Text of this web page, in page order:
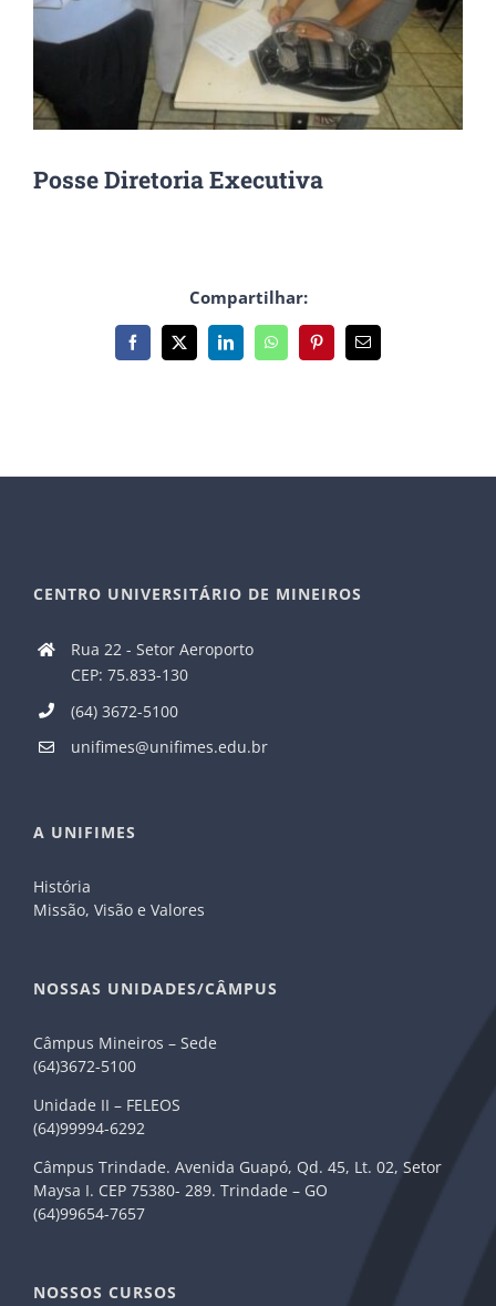
Posse Diretoria Executiva
Compartilhar:
Facebook
X LinkedInWhatsAppPinterest
E-
mail
CENTRO UNIVERSITÁRIO DE MINEIROS
Rua 22 - Setor Aeroporto
CEP: 75.833-130
(64) 3672-5100
unifimes@unifimes.edu.br
A UNIFIMES
História
Missão, Visão e Valores
NOSSAS UNIDADES/CÂMPUS
Câmpus Mineiros – Sede
(64)3672-5100
Unidade II – FELEOS
(64)99994-6292
Câmpus Trindade. Avenida Guapó, Qd. 45, Lt. 02, Setor
Maysa I. CEP 75380- 289. Trindade – GO
(64)99654-7657
NOSSOS CURSOS